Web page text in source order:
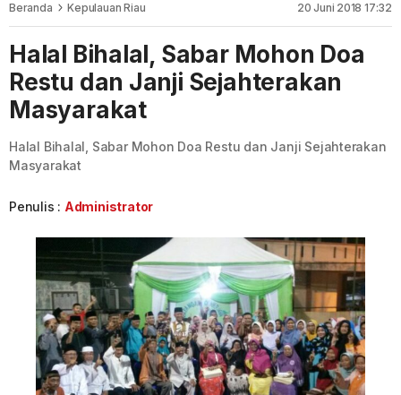
Beranda Kepulauan Riau 20 Juni 2018 17:32
Halal Bihalal, Sabar Mohon Doa
Restu dan Janji Sejahterakan
Masyarakat
Halal Bihalal, Sabar Mohon Doa Restu dan Janji Sejahterakan
Masyarakat
Penulis : Administrator